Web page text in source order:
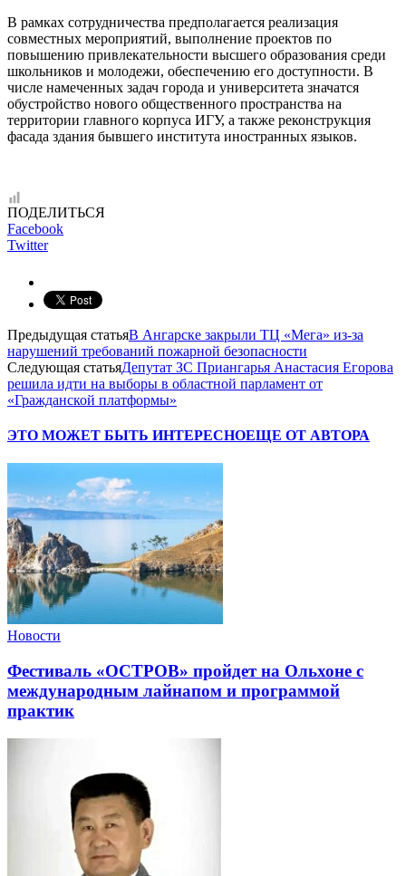
В рамках сотрудничества предполагается реализация
совместных мероприятий, выполнение проектов по
повышению привлекательности высшего образования среди
школьников и молодежи, обеспечению его доступности. В
числе намеченных задач города и университета значатся
обустройство нового общественного пространства на
территории главного корпуса ИГУ, а также реконструкция
фасада здания бывшего института иностранных языков.
ПОДЕЛИТЬСЯ
Facebook
Twitter
Предыдущая статьяВ Ангарске закрыли ТЦ «Мега» из-за
нарушений требований пожарной безопасности
Следующая статьяДепутат ЗС Приангарья Анастасия Егорова
решила идти на выборы в областной парламент от
«Гражданской платформы»
ЭТО МОЖЕТ БЫТЬ ИНТЕРЕСНОЕЩЕ ОТ АВТОРА
Новости
Фестиваль «ОСТРОВ» пройдет на Ольхоне с
международным лайнапом и программой
практик